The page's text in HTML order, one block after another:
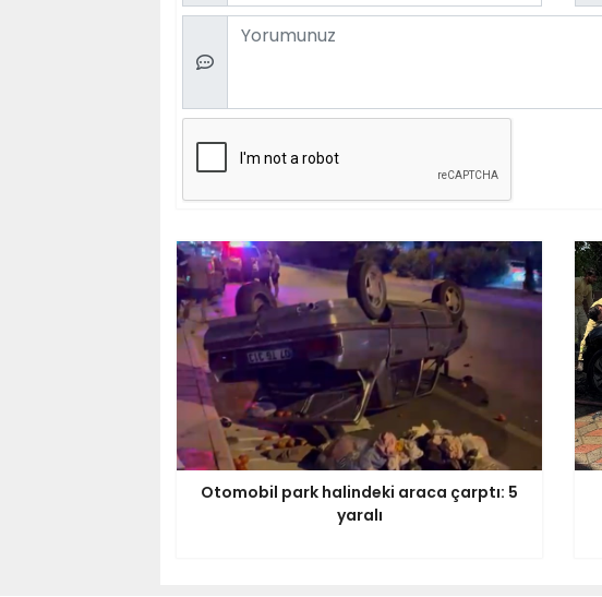
Comment
Otomobil park halindeki araca çarptı: 5
yaralı